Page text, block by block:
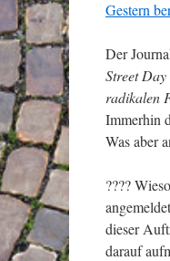
Gestern
Der
Street
radikalen
Immerhin
Was aber
????
dieser
darauf